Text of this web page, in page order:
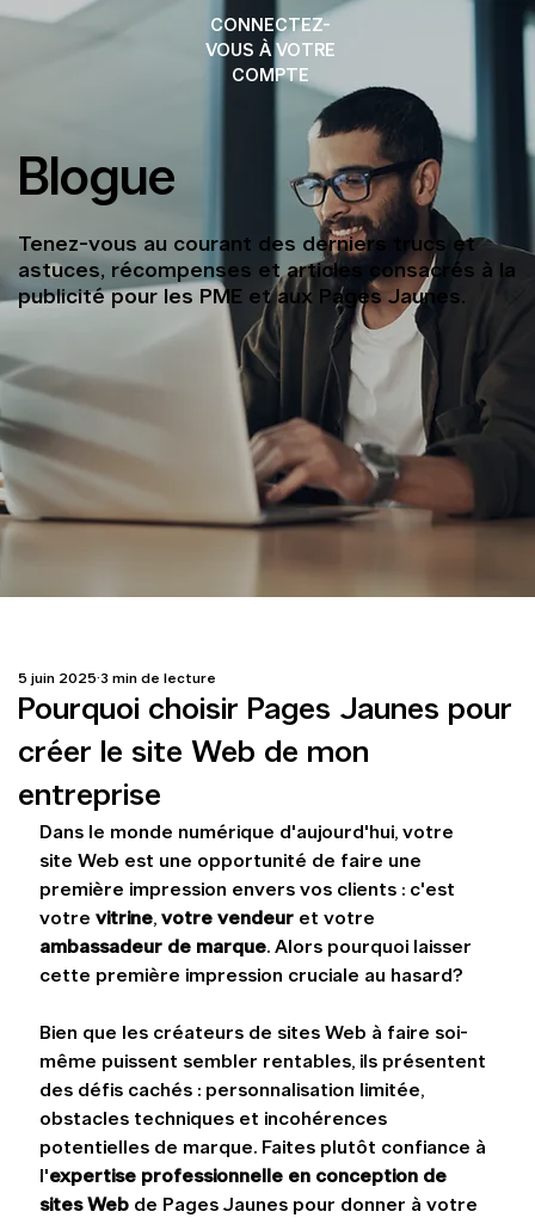
CONNECTEZ-
VOUS À VOTRE
COMPTE
Blogue
Tenez-vous au courant des derniers trucs et
astuces, récompenses et articles consacrés à la
publicité pour les PME et aux Pages Jaunes.
Pourquoi choisir Pages Jaunes pour
créer le site Web de mon
entreprise
5 juin 2025 3 min de lecture
Dans le monde numérique d'aujourd'hui, votre
site Web est une opportunité de faire une
première impression envers vos clients : c'est
votre vitrine, votre vendeur et votre
ambassadeur de marque. Alors pourquoi laisser
cette première impression cruciale au hasard?
Bien que les créateurs de sites Web à faire soi-
même puissent sembler rentables, ils présentent
des défis cachés : personnalisation limitée,
obstacles techniques et incohérences
potentielles de marque. Faites plutôt confiance à
l'expertise professionnelle en conception de
sites Web de Pages Jaunes pour donner à votre